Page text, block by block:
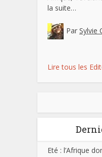
la suite…
Par Sylvie
Lire tous les
Eté : l’Afrique